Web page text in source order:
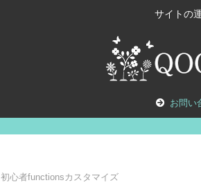
サイトの
お問い
初心者functionsカスタマイズ